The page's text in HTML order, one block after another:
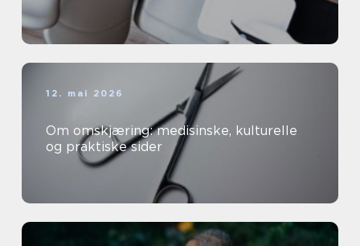
12. mai 2026
Om omskjæring: medisinske, kulturelle
og praktiske sider